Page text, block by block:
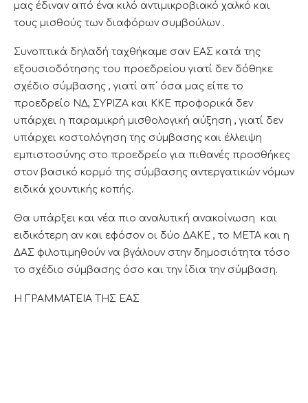
μας έδιναν από ένα κιλό αντιμικροβιακό χαλκό και
τους μισθούς των διαφόρων συμβούλων .
Συνοπτικά δηλαδή ταχθήκαμε σαν ΕΑΣ κατά της
εξουσιοδότησης του προεδρείου γιατί δεν δόθηκε
σχέδιο σύμβασης , γιατί απ΄ όσα μας είπε το
προεδρείο ΝΔ, ΣΥΡΙΖΑ και ΚΚΕ προφορικά δεν
υπάρχει η παραμικρή μισθολογική αύξηση , γιατί δεν
υπάρχει κοστολόγηση της σύμβασης και έλλειψη
εμπιστοσύνης στο προεδρείο για πιθανές προσθήκες
στον βασικό κορμό της σύμβασης αντεργατικών νόμων
ειδικά χουντικής κοπής.
Θα υπάρξει και νέα πιο αναλυτική ανακοίνωση και
ειδικότερη αν και εφόσον οι δύο ΔΑΚΕ , το ΜΕΤΑ και η
ΔΑΣ φιλοτιμηθούν να βγάλουν στην δημοσιότητα τόσο
το σχέδιο σύμβασης όσο και την ίδια την σύμβαση.
Η ΓΡΑΜΜΑΤΕΙΑ ΤΗΣ ΕΑΣ